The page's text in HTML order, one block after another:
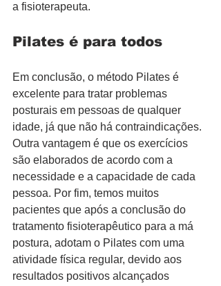
a fisioterapeuta.
Pilates é para todos
Em conclusão, o método Pilates é
excelente para tratar problemas
posturais em pessoas de qualquer
idade, já que não há contraindicações.
Outra vantagem é que os exercícios
são elaborados de acordo com a
necessidade e a capacidade de cada
pessoa. Por fim, temos muitos
pacientes que após a conclusão do
tratamento fisioterapêutico para a má
postura, adotam o Pilates com uma
atividade física regular, devido aos
resultados positivos alcançados